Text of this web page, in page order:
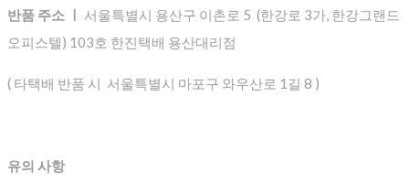
반품 주소 ㅣ 서울특별시 용산구 이촌로 5 (한강로 3가, 한강그랜드
오피스텔) 103호 한진택배 용산대리점
( 타택배 반품 시 서울특별시 마포구 와우산로 1길 8 )
유의 사항